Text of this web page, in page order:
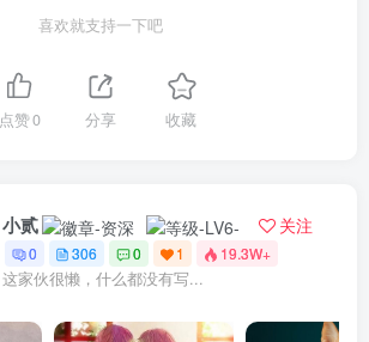
喜欢就支持一下吧
点赞0 分享 收藏
小贰 关注
0 306 0 1 19.3W+
这家伙很懒，什么都没有写...